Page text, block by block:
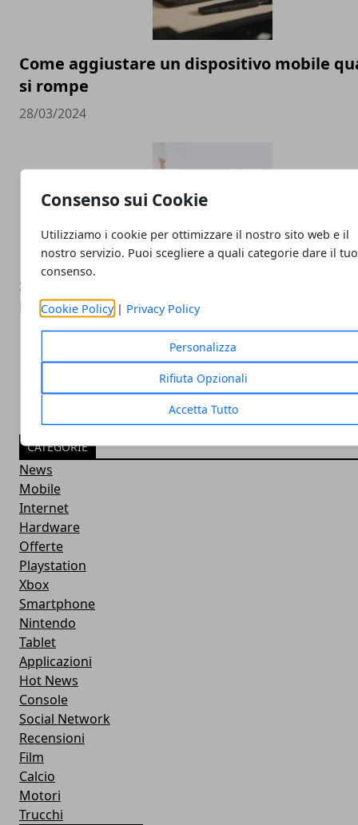
Consenso sui Cookie
Utilizziamo i cookie per ottimizzare il nostro sito web e il
nostro servizio. Puoi scegliere a quali categorie dare il tuo
consenso.
Cookie Policy | Privacy Policy
Personalizza
Rifiuta Opzionali
Accetta Tutto
Come aggiustare un dispositivo mobile
si rompe
28/03/2024
SEO: cos'è e come può essere utile per il
business?
17/07/2023
CATEGORIE
News
Mobile
Internet
Hardware
Offerte
Playstation
Xbox
Smartphone
Nintendo
Tablet
Applicazioni
Hot News
Console
Social Network
Recensioni
Film
Calcio
Motori
Trucchi